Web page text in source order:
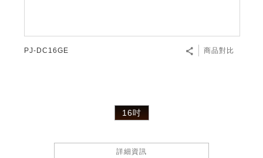
PJ-DC16GE 商品對比
16吋
詳細資訊